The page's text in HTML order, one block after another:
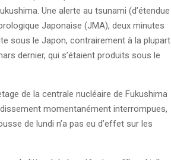
Une alerte au tsunami (d’étendue
Japonaise (JMA), deux minutes
sous le Japon, contrairement à la plupart
dernier, qui s’étaient produits sous le
de la centrale nucléaire de Fukushima
momentanément interrompues,
de lundi n’a pas eu d’effet sur les